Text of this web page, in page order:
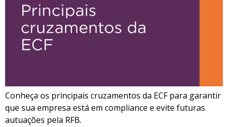
Conheça os principais cruzamentos da ECF para garantir
que sua empresa está em compliance e evite futuras
autuações pela RFB.